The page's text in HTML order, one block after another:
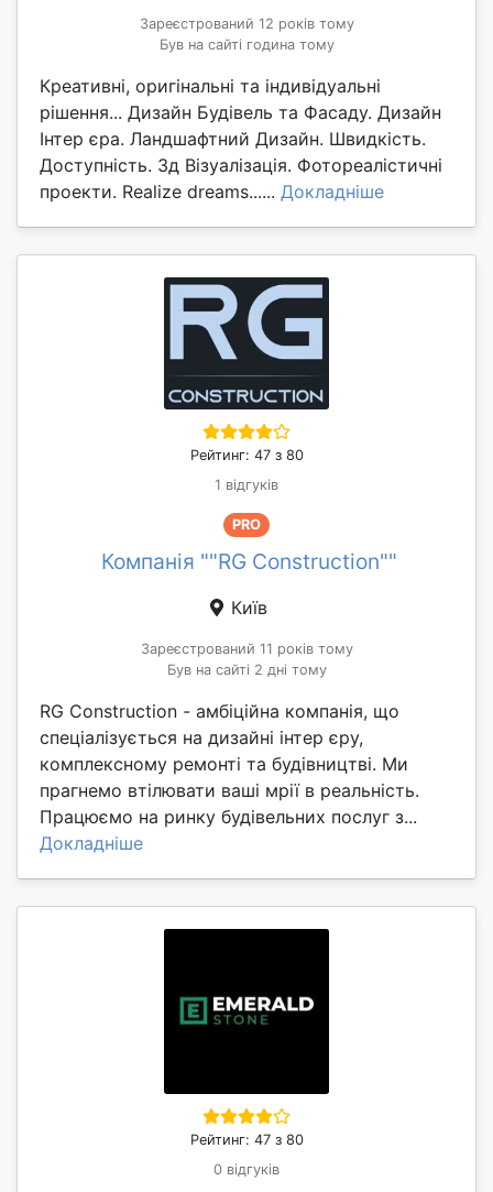
Зареєстрований 12 років тому
Був на сайті година тому
Креативні, оригінальні та індивідуальні
рішення... Дизайн Будівель та Фасаду. Дизайн
Інтер єра. Ландшафтний Дизайн. Швидкість.
Доступність. 3д Візуалізація. Фотореалістичні
проекти. Realize dreams...... Докладніше
Рейтинг: 47 з 80
1 відгуків
PRO
Компанія ""RG Construction""
Київ
Зареєстрований 11 років тому
Був на сайті 2 дні тому
RG Construction - амбіційна компанія, що
спеціалізується на дизайні інтер єру,
комплексному ремонті та будівництві. Ми
прагнемо втілювати ваші мрії в реальність.
Працюємо на ринку будівельних послуг з...
Докладніше
Рейтинг: 47 з 80
0 відгуків